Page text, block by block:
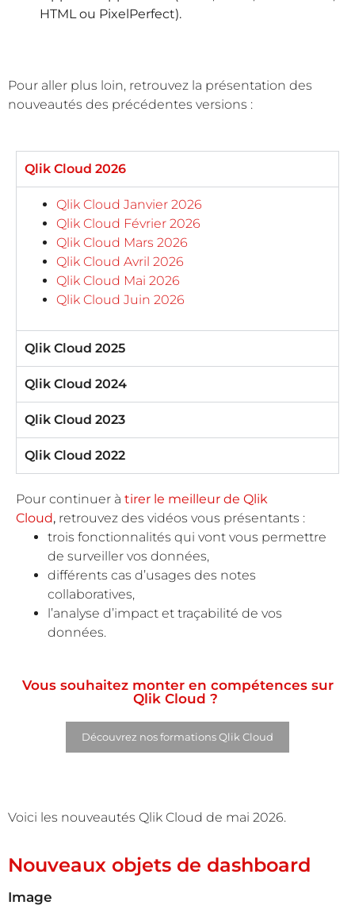
HTML ou PixelPerfect).
Pour aller plus loin, retrouvez la présentation des
nouveautés des précédentes versions :
Qlik Cloud 2026
Qlik Cloud Janvier 2026
Qlik Cloud Février 2026
Qlik Cloud Mars 2026
Qlik Cloud Avril 2026
Qlik Cloud Mai 2026
Qlik Cloud Juin 2026
Qlik Cloud 2025
Qlik Cloud 2024
Qlik Cloud 2023
Qlik Cloud 2022
Pour continuer à tirer le meilleur de Qlik
Cloud, retrouvez des vidéos vous présentants :
trois fonctionnalités qui vont vous permettre
de surveiller vos données,
différents cas d’usages des notes
collaboratives,
l’analyse d’impact et traçabilité de vos
données.
Vous souhaitez monter en compétences sur
Qlik Cloud ?
Découvrez nos formations Qlik Cloud
Voici les nouveautés Qlik Cloud de mai 2026.
Nouveaux objets de dashboard
Image